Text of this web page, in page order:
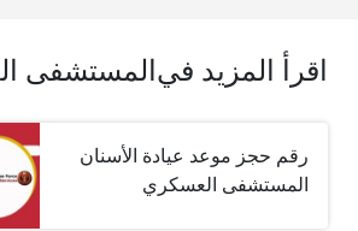
اقرأ المزيد في المستشفى
رقم حجز موعد عيادة الأسنان
المستشفى العسكري